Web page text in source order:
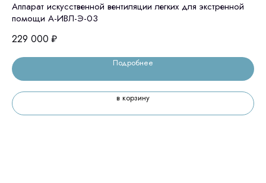
Аппарат искусственной вентиляции легких для экстренной
помощи А-ИВЛ-Э-03
229 000 ₽
Подробнее
в корзину